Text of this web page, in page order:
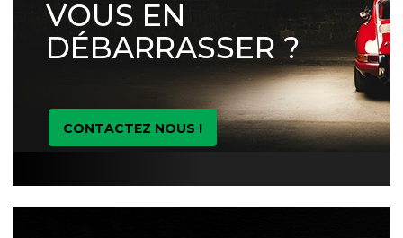
VOUS EN
DÉBARRASSER ?
CONTACTEZ NOUS !